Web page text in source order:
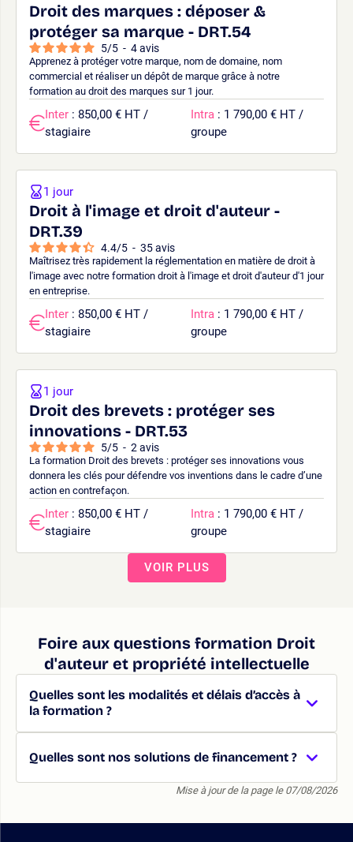
Droit des marques : déposer &
protéger sa marque - DRT.54
5/5 - 4avis
Apprenez à protéger votre marque, nom de domaine, nom
commercial et réaliser un dépôt de marque grâce à notre
formation au droit des marques sur 1 jour.
Inter : 850,00 € HT /
stagiaire
Intra : 1 790,00 € HT /
groupe
Droit à l'image et droit d'auteur -
DRT.39
4.4/5 - 35avis
Maîtrisez très rapidement la réglementation en matière de droit à
l'image avec notre formation droit à l'image et droit d'auteur d'1 jour
en entreprise.
1 jour
Inter : 850,00 € HT /
stagiaire
Intra : 1 790,00 € HT /
groupe
Droit des brevets : protéger ses
innovations - DRT.53
5/5 - 2 avis
La formation Droit des brevets : protéger ses innovations vous
donnera les clés pour défendre vos inventions dans le cadre d’une
action en contrefaçon.
1 jour
Inter : 850,00 € HT /
stagiaire
Intra : 1 790,00 € HT /
groupe
VOIR PLUS
Foire aux questions formation Droit
d'auteur et propriété intellectuelle
Quelles sont les modalités et délais d’accès à
la formation ?
Quelles sont nos solutions de financement ?
Mise à jour de la page le 07/08/2026